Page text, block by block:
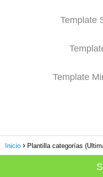
Template
Template
Inicio Plantilla categorías